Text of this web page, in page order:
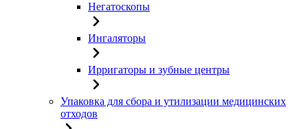
Негатоскопы
Ингаляторы
Ирригаторы и зубные центры
Упаковка для сбора и утилизации медицинских
отходов